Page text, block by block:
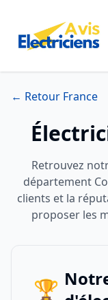
← Retour France
Retrouvez
département
clients et la
proposer les
🏆